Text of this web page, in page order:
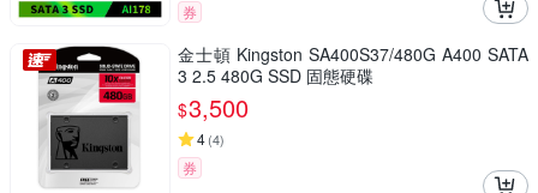
券
金士頓 Kingston SA400S37/480G A400 SATA
3 2.5 480G SSD 固態硬碟
$3,500
4(4)
券